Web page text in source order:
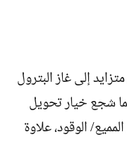
إلى غاز البترول
شجع خيار تحويل
الوقود، علاوة